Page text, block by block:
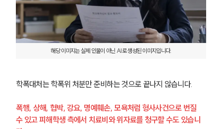
팀소개
팀소개
대륜의 강점
해당 이미지는 실제 인물이 아닌 AI로 생성된 이미지입니다.
학폭대처는 학폭위 처분만 준비하는 것으로 끝나지 않습니다.
폭행, 상해, 협박, 강요, 명예훼손, 모욕처럼 형사사건으로 번질
수 있고 피해학생 측에서 치료비와 위자료를 청구할 수도 있습니